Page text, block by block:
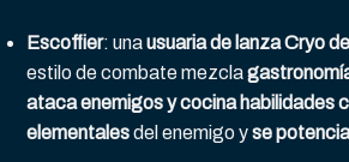
Escoffier: unausuaria de lanza Cryo
estilo de combate mezcla
ataca enemigos y cocina habilidades
elementalesdel enemigo yse